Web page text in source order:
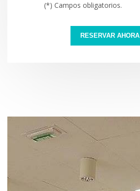
(*) Campos obligatorios.
RESERVAR AHORA